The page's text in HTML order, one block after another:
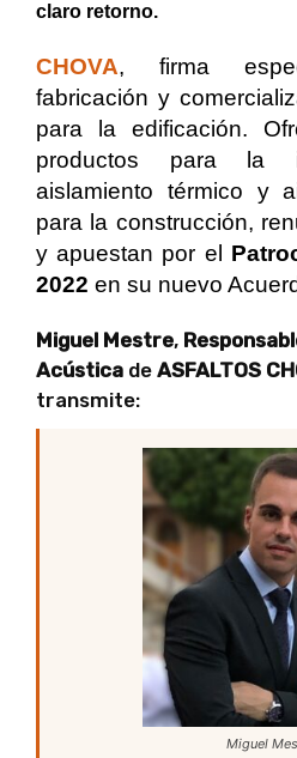
claro retorno.
CHOVA, firma
fabricación y
para la edificación.
productos para la
aislamiento térmico y
para la construcción,
y apuestan por el
2022 en su nuevo
Miguel Mestre,
Acústica de ASFALTOS
transmite:
Miguel